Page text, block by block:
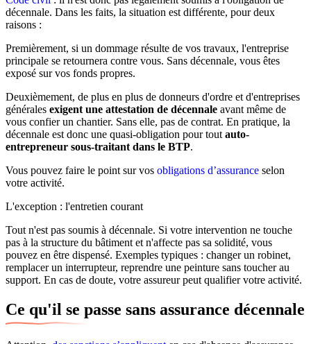
décennale. Dans les faits, la situation est différente, pour deux
raisons :
Premièrement, si un dommage résulte de vos travaux, l'entreprise
principale se retournera contre vous. Sans décennale, vous êtes
exposé sur vos fonds propres.
Deuxièmement, de plus en plus de donneurs d'ordre et d'entreprises
générales exigent une attestation de décennale avant même de
vous confier un chantier. Sans elle, pas de contrat. En pratique, la
décennale est donc une quasi-obligation pour tout auto-
entrepreneur sous-traitant dans le BTP.
Vous pouvez faire le point sur vos obligations d’assurance selon
votre activité.
L'exception : l'entretien courant
Tout n'est pas soumis à décennale. Si votre intervention ne touche
pas à la structure du bâtiment et n'affecte pas sa solidité, vous
pouvez en être dispensé. Exemples typiques : changer un robinet,
remplacer un interrupteur, reprendre une peinture sans toucher au
support. En cas de doute, votre assureur peut qualifier votre activité.
Ce qu'il se passe sans assurance décennale